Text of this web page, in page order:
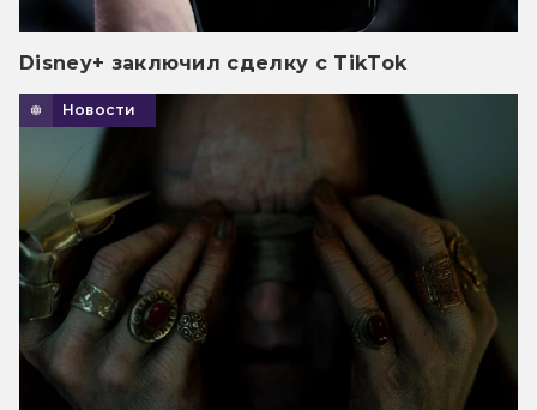
Disney+ заключил сделку с TikTok
Новости